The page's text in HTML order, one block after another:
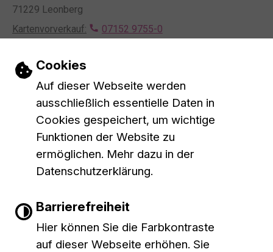
Einstellungen zu Cookies und
Cookies
Auf dieser Webseite werden
ausschließlich essentielle Daten in
Cookies gespeichert, um wichtige
Funktionen der Website zu
ermöglichen. Mehr dazu in der
Datenschutzerklärung.
Barrierefreiheit
Hier können Sie die Farbkontraste
auf dieser Webseite erhöhen. Sie
71229 Leonberg
Kartenvorverkauf:
07152 9755-0
Kontaktformular
Öffnungszeiten
Montag bis Mittwoch
10 bis 16 Uhr
10 bis 18 Uhr
Mittagspause
13 bis 14 Uhr